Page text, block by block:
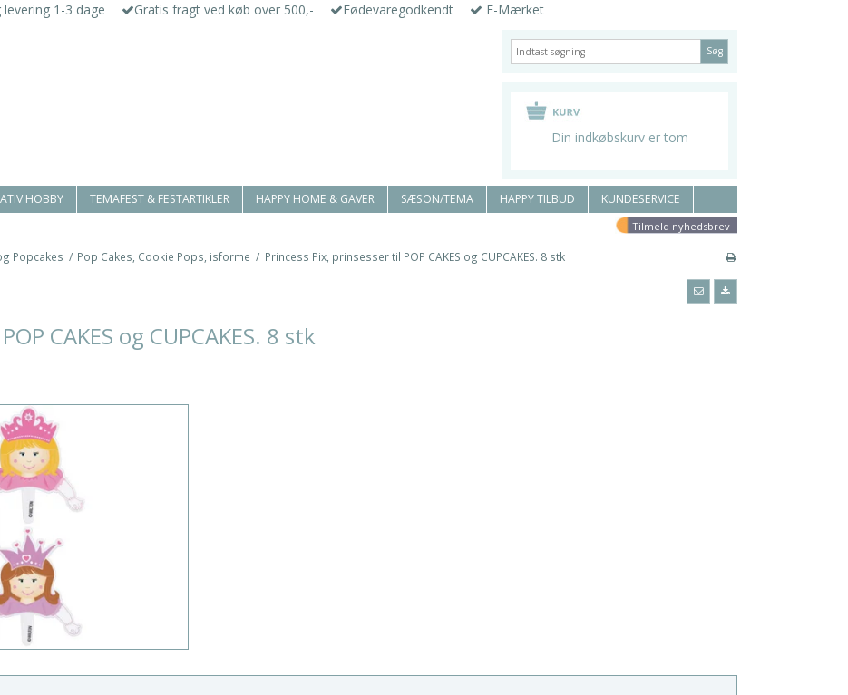
levering 1-3 dage Gratis fragt ved køb over 500,- Fødevaregodkendt E-Mærket
Søg
Din indkøbskurv er tom
HOBBY TEMAFEST & FESTARTIKLER HAPPY HOME & GAVER SÆSON/TEMA HAPPY TILBUD KUNDESERVICE
Tilmeld nyhedsbrev
Popcakes / Pop Cakes, Cookie Pops, isforme / Princess Pix, prinsesser til POP CAKES og CUPCAKES. 8 stk
CAKES og CUPCAKES. 8 stk